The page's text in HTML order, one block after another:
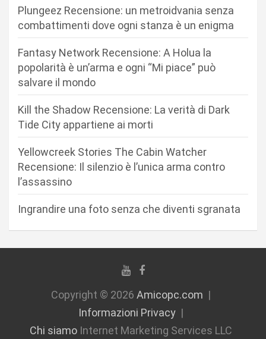
i
Plungeez Recensione: un metroidvania senza
combattimenti dove ogni stanza è un enigma
Fantasy Network Recensione: A Holua la
popolarità è un’arma e ogni “Mi piace” può
salvare il mondo
Kill the Shadow Recensione: La verità di Dark
Tide City appartiene ai morti
Yellowcreek Stories The Cabin Watcher
Recensione: Il silenzio è l’unica arma contro
l’assassino
Ingrandire una foto senza che diventi sgranata
Copyright © 2026 Amicopc.com
Informazioni Privacy
Chi siamoInternet Marketing Services LLC